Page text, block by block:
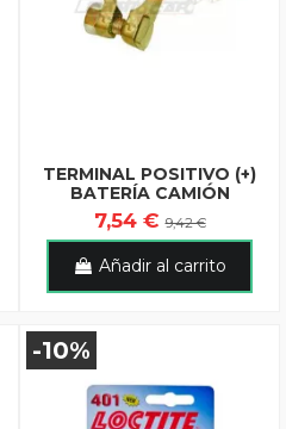
TERMINAL POSITIVO (+)
BATERÍA CAMIÓN
7,54 €9,42 €
Añadir al carrito
-10%